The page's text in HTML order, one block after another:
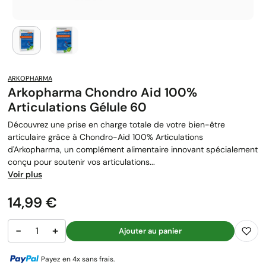
ARKOPHARMA
Arkopharma Chondro Aid 100%
Articulations Gélule 60
Découvrez une prise en charge totale de votre bien-être
articulaire grâce à Chondro-Aid 100% Articulations
d'Arkopharma, un complément alimentaire innovant spécialement
conçu pour soutenir vos articulations...
Voir plus
Prix
14,99 €
− + Ajouter au panier
Payez en 4x sans frais.